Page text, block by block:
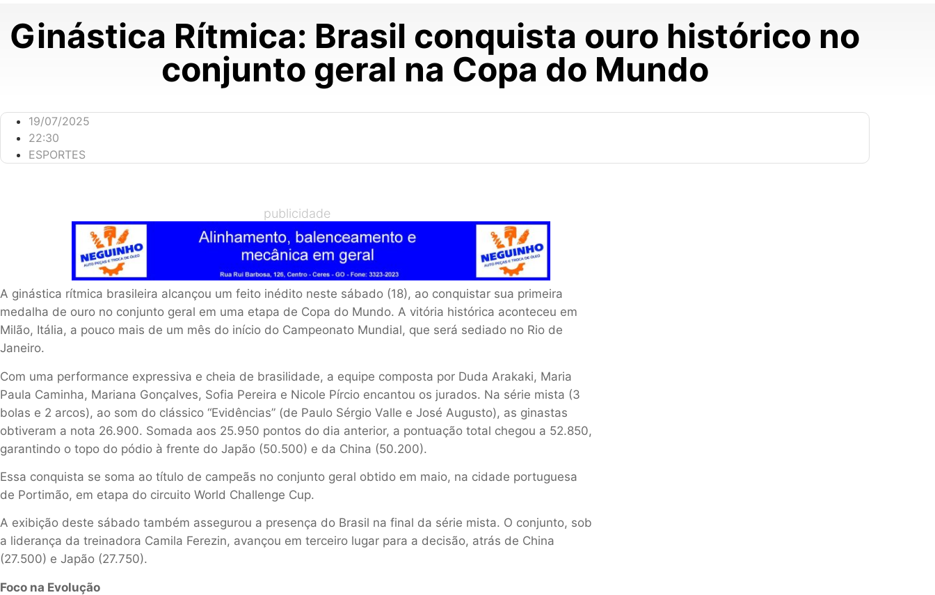
Ginástica Rítmica: Brasil conquista ouro histórico no
conjunto geral na Copa do Mundo
19/07/2025
22:30
ESPORTES
publicidade
A ginástica rítmica brasileira alcançou um feito inédito neste sábado (18), ao conquistar sua primeira
medalha de ouro no conjunto geral em uma etapa de Copa do Mundo. A vitória histórica aconteceu em
Milão, Itália, a pouco mais de um mês do início do Campeonato Mundial, que será sediado no Rio de
Janeiro.
Com uma performance expressiva e cheia de brasilidade, a equipe composta por Duda Arakaki, Maria
Paula Caminha, Mariana Gonçalves, Sofia Pereira e Nicole Pírcio encantou os jurados. Na série mista (3
bolas e 2 arcos), ao som do clássico “Evidências” (de Paulo Sérgio Valle e José Augusto), as ginastas
obtiveram a nota 26.900. Somada aos 25.950 pontos do dia anterior, a pontuação total chegou a 52.850,
garantindo o topo do pódio à frente do Japão (50.500) e da China (50.200).
Essa conquista se soma ao título de campeãs no conjunto geral obtido em maio, na cidade portuguesa
de Portimão, em etapa do circuito World Challenge Cup.
A exibição deste sábado também assegurou a presença do Brasil na final da série mista. O conjunto, sob
a liderança da treinadora Camila Ferezin, avançou em terceiro lugar para a decisão, atrás de China
(27.500) e Japão (27.750).
Foco na Evolução